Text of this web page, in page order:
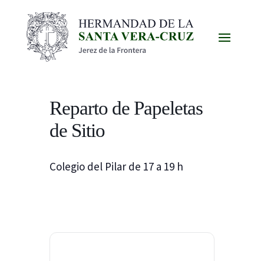
Reparto de Papeletas
de Sitio
Colegio del Pilar de 17 a 19 h